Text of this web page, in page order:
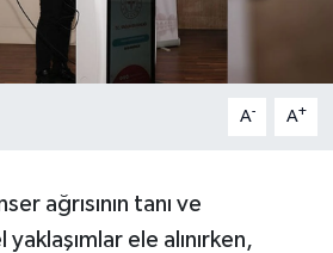
A- A+
ağrısının tanı ve
ele alınırken,